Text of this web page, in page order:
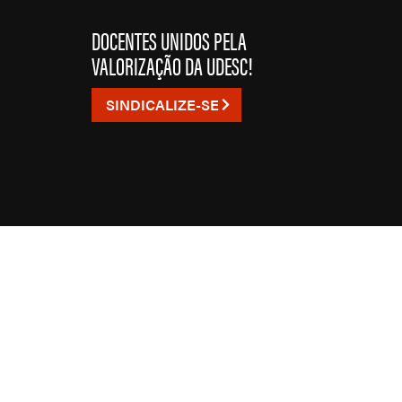
DOCENTES UNIDOS PELA
VALORIZAÇÃO DA UDESC!
SINDICALIZE-SE